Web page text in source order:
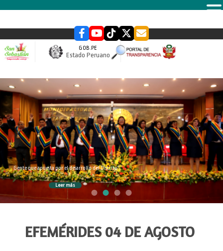
GOB.PE
Estado Peruano
slider
Gente que apuesta por el desarrollo del Distrito
Leer más
EFEMÉRIDES 04 DE AGOSTO